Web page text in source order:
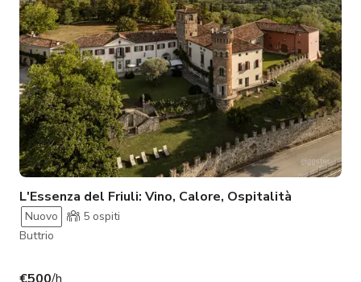
L'Essenza del Friuli: Vino, Calore, Ospitalità
Nuovo 5 ospiti
Buttrio